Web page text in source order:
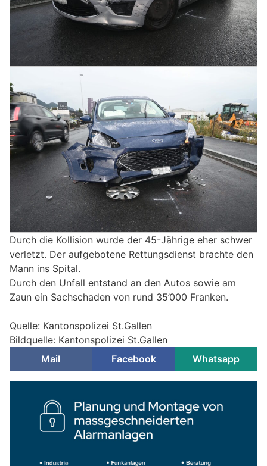
Durch die Kollision wurde der 45-Jährige eher schwer
verletzt. Der aufgebotene Rettungsdienst brachte den
Mann ins Spital.
Durch den Unfall entstand an den Autos sowie am
Zaun ein Sachschaden von rund 35’000 Franken.
Quelle: Kantonspolizei St.Gallen
Bildquelle: Kantonspolizei St.Gallen
Mail
Facebook Whatsapp